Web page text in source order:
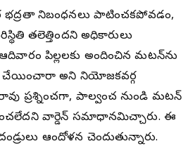
భద్రతా నిబంధనలు పాటించకపోవడం,
తలెత్తిందని అధికారులు
పిల్లలకు అందించిన మటన్‌ను
చేయించారా అని నియోజకవర్గ
ప్రశ్నించగా, పాల్వంచ నుండి మటన్
వార్డెన్ సమాధానమిచ్చారు. ఈ
ఆందోళన చెందుతున్నారు.